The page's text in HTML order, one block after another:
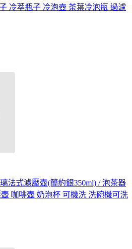
冷萃瓶子 冷泡壺 茶葉冷泡瓶 過濾
法式濾壓壺(簡約銀350ml) / 泡茶器
咖啡壺 奶泡杯 可機洗 洗碗機可洗